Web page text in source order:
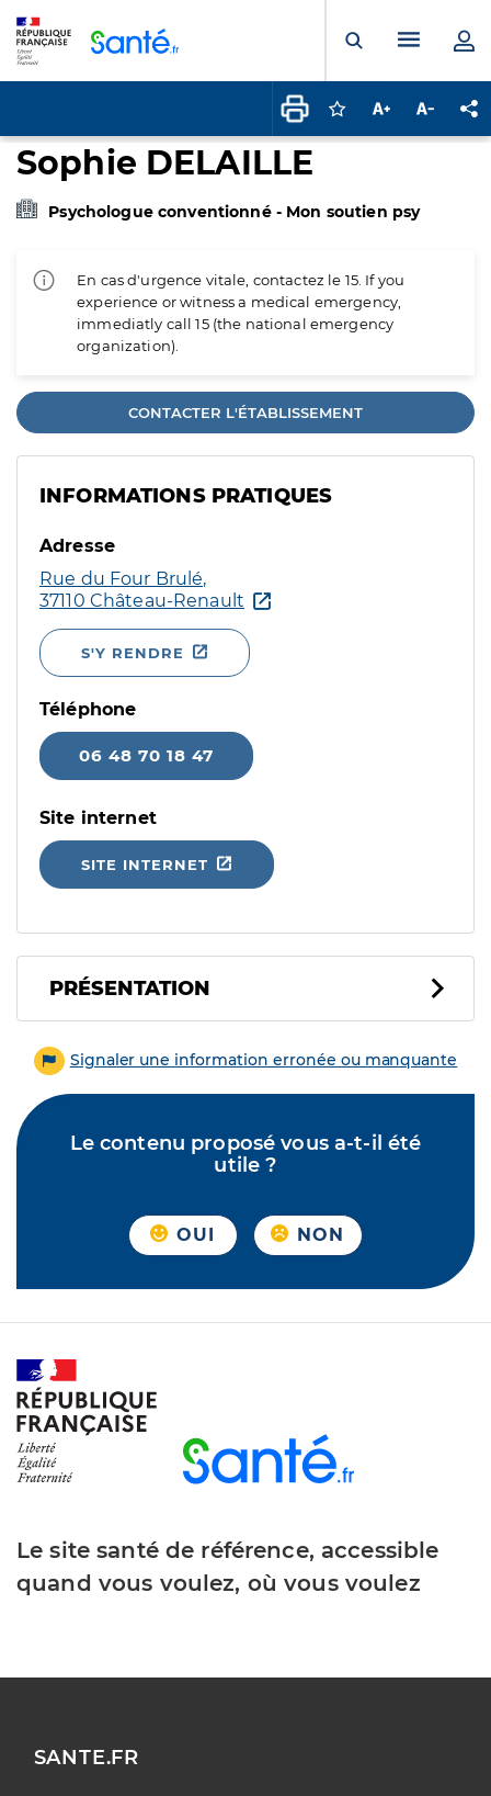
Ouvrir laMenu
Connectez-vous
Augmenter la
Sophie DELAILLE
Psychologue conventionné - Mon soutien psy
En cas d'urgence vitale, contactez le 15. If you
experience or witness a medical emergency,
immediatly call 15 (the national emergency
organization).
CONTACTER L'ÉTABLISSEMENT
INFORMATIONS PRATIQUES
Adresse
Rue du Four Brulé,
37110 Château-Renault
S'Y RENDRE
Téléphone
06 48 70 18 47
Site internet
SITE INTERNET
PRÉSENTATION
Signaler une information erronée ou manquante
Le contenu proposé vous a-t-il été
utile ?
OUI NON
Le site santé de référence, accessible
quand vous voulez, où vous voulez
SANTE.FR